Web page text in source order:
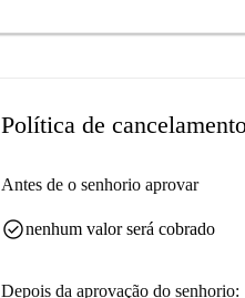
Burger Kitchen, Tsiakkos &
Política de
Antes de o senhorio aprovar
check_circlenenhum valor será cobrado
Depois da aprovação do senhorio: